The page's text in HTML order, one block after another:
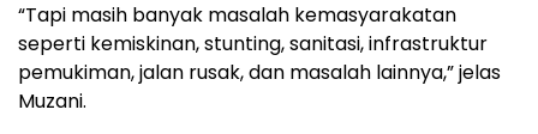
“Tapi masih banyak masalah kemasyarakatan
seperti kemiskinan, stunting, sanitasi, infrastruktur
pemukiman, jalan rusak, dan masalah lainnya,” jelas
Muzani.